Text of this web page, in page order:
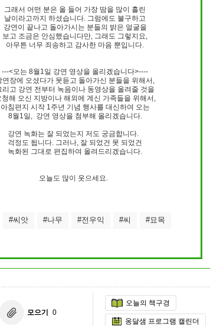
그래서 어떤 분은 올 들어 가장 땀을 많이 흘린
날이라고까지 하셨습니다. 그럼에도 불구하고
강연이 끝나고 돌아가시는 분들의 밝은 얼굴을
보고 조금은 안심했습니다만, 그래도 그렇지요,
아무튼 너무 죄송하고 감사한 마음 뿐입니다.
---<오는 8월1일 강연 영상을 올리겠습니다>----
연장에 오셨다가 못듣고 돌아가신 분들을 위해서,
리고 강연 전부터 녹음이나 동영상을 올려줄 것을
청해 오신 지방이나 해외에 계신 가족들을 위해서,
아침편지 시작 1주년 기념 행사를 대신하여 오는
8월1일, 강연 영상을 첨부해 올리겠습니다.
강연 녹화는 잘 되었는지 저도 궁금합니다.
걱정도 됩니다. 그러나, 잘 되었건 못 되었건
녹화된 그대로 편집하여 올려드리겠습니다.
오늘도 많이 웃으세요.
#씨앗 #나무 #전우익 #씨 #묘목
모으기 0
오늘의 책구경
옹달샘 프로그램 캘린더